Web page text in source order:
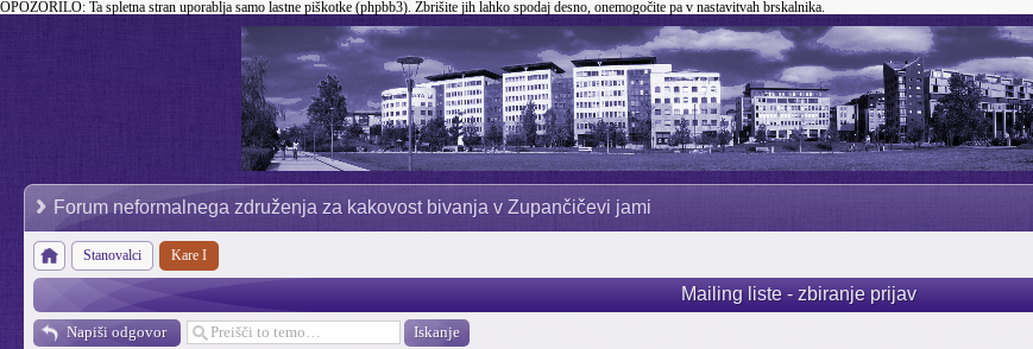
OPOZORILO: Ta spletna stran uporablja samo lastne piškotke (phpbb3). Zbrišite jih lahko spodaj desno, onemogočite pa v nastavitvah brskalnika.
Forum neformalnega združenja za kakovost bivanja v Zupančičevi jami
Stanovalci Kare I
Mailing liste - zbiranje prijav
Napiši odgovor